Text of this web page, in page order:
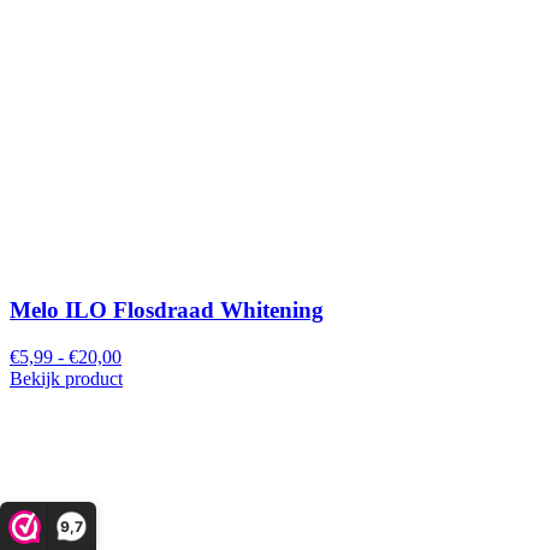
9,7
Melo ILO Flosdraad Whitening
€5,99 - €20,00
Bekijk product